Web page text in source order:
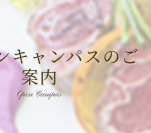
キャンパスのご
案内
Open Campus